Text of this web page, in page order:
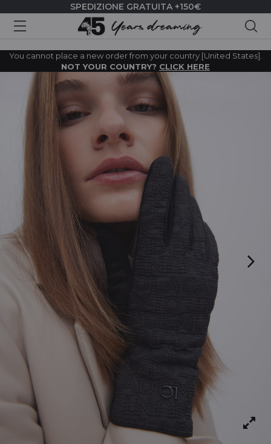
SPEDIZIONE GRATUITA +150€
You cannot place a new order from your country [United States].
NOT YOUR COUNTRY? CLICK HERE